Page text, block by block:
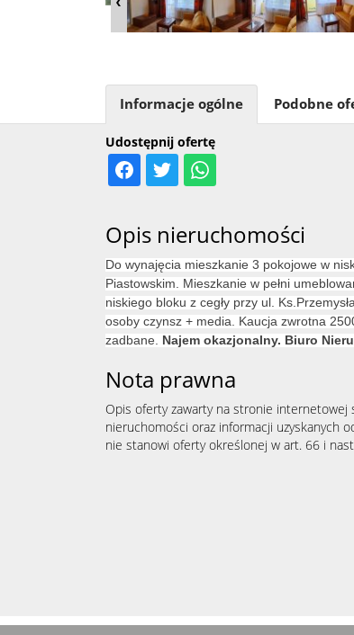
Udostępnij ofertę
Informacje ogólne Podobne
Opis nieruchomości
Do wynajęcia mieszkanie 3 pokojowe w
Piastowskim. Mieszkanie w pełni
niskiego bloku z cegły przy ul.
osoby czynsz + media. Kaucja zwrotna
zadbane. Najem okazjonalny. Biuro
Nota prawna
Opis oferty zawarty na stronie internetowej
nieruchomości oraz informacji uzyskanych
nie stanowi oferty określonej w art. 66 i